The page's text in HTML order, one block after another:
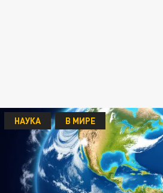
НАУКА В МИРЕ